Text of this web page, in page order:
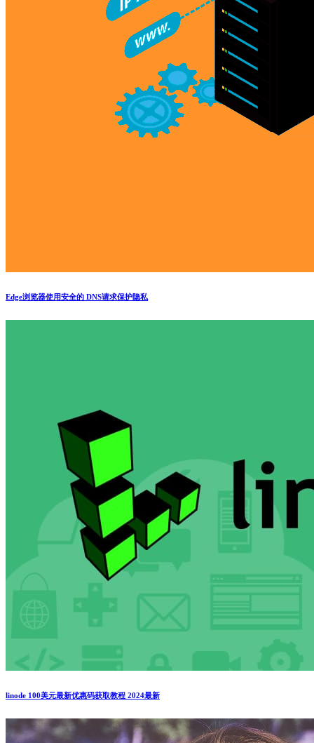
Edge浏览器使用安全的 DNS请求保护隐私
linode 100美元最新优惠码获取教程 2024最新